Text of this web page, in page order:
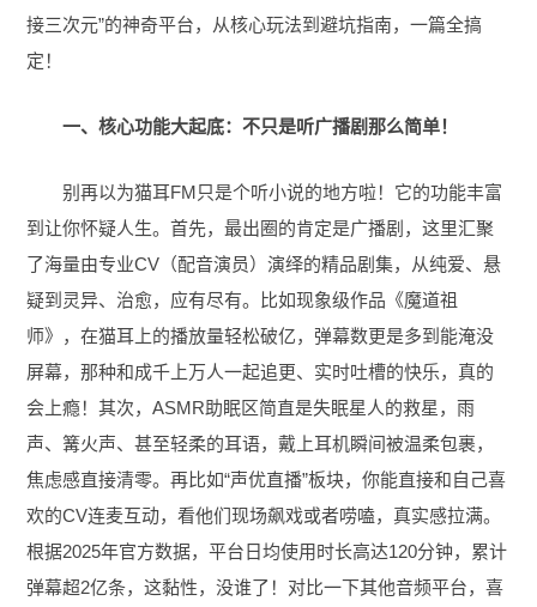
接三次元”的神奇平台，从核心玩法到避坑指南，一篇全搞
定！
一、核心功能大起底：不只是听广播剧那么简单！
别再以为猫耳FM只是个听小说的地方啦！它的功能丰富
到让你怀疑人生。首先，最出圈的肯定是广播剧，这里汇聚
了海量由专业CV（配音演员）演绎的精品剧集，从纯爱、悬
疑到灵异、治愈，应有尽有。比如现象级作品《魔道祖
师》，在猫耳上的播放量轻松破亿，弹幕数更是多到能淹没
屏幕，那种和成千上万人一起追更、实时吐槽的快乐，真的
会上瘾！其次，ASMR助眠区简直是失眠星人的救星，雨
声、篝火声、甚至轻柔的耳语，戴上耳机瞬间被温柔包裹，
焦虑感直接清零。再比如“声优直播”板块，你能直接和自己喜
欢的CV连麦互动，看他们现场飙戏或者唠嗑，真实感拉满。
根据2025年官方数据，平台日均使用时长高达120分钟，累计
弹幕超2亿条，这黏性，没谁了！对比一下其他音频平台，喜